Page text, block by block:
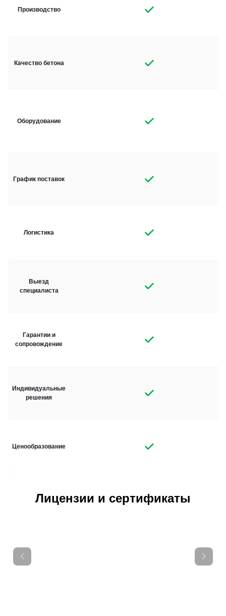
Производство
Качество бетона
Оборудование
График поставок
Логистика
Выезд
специалиста
Гарантии и
сопровождение
Индивидуальные
решения
Ценообразование
Лицензии и сертификаты